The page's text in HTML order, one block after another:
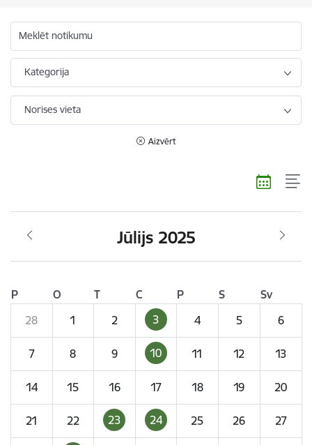
Meklēt notikumu
Kategorija
Norises vieta
Aizvērt
Jūlijs 2025
P O T C P S
Sv
28
1 2 3 4 5 6
7 8 9 10 11 12 13
14 15 16 17 18 19 20
21 22 23 24 25 26 27